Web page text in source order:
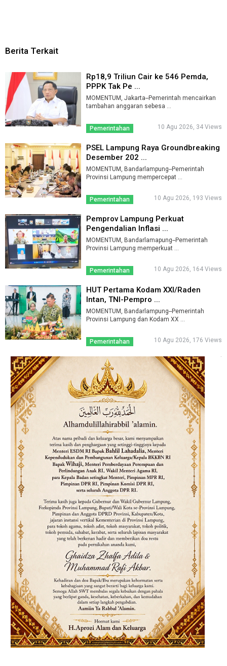
Berita Terkait
Rp18,9 Triliun Cair ke 546 Pemda,
PPPK Tak Pe ...
MOMENTUM, Jakarta--Pemerintah mencairkan
tambahan anggaran sebesa ...
Pemerintahan 10 Agu 2026, 34 Views
PSEL Lampung Raya Groundbreaking
Desember 202 ...
MOMENTUM, Bandarlampung--Pemerintah
Pemerintahan 10 Agu 2026, 193 Views
Pemprov Lampung Perkuat
Pengendalian Inflasi ...
MOMENTUM, Bandarlamapung--Pemerintah
Pemerintahan 10 Agu 2026, 164 Views
HUT Pertama Kodam XXI/Raden
Intan, TNI-Pempro ...
MOMENTUM, Bandarlampung--Pemerintah
Provinsi Lampung dan Kodam XX ...
Pemerintahan 10 Agu 2026, 176 Views